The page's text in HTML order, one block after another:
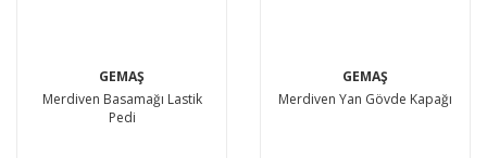
GEMAŞ
Merdiven Basamağı Lastik
Pedi
GEMAŞ
Merdiven Yan Gövde Kapağı